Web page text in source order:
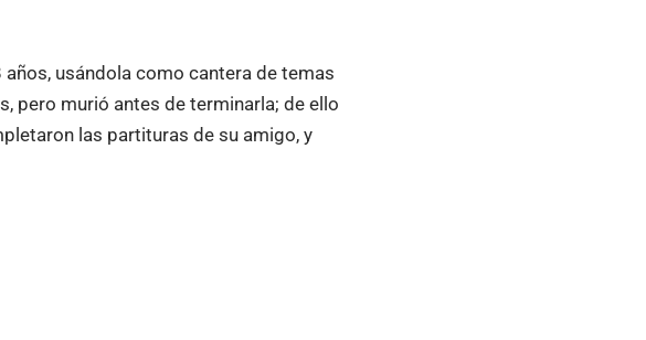
usándola como cantera de temas
pero murió antes de terminarla; de ello
las partituras de su amigo, y